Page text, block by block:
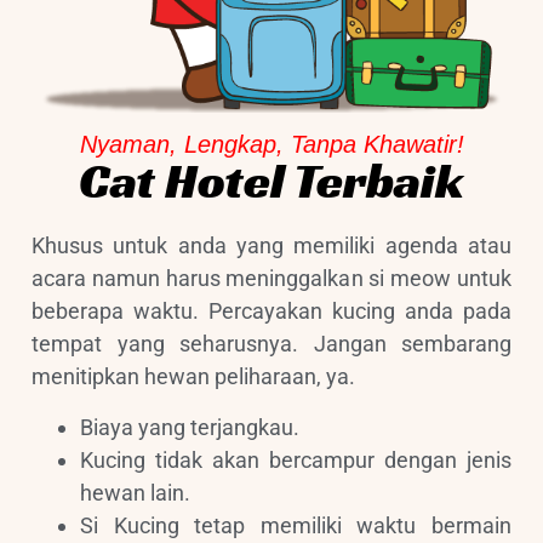
Nyaman, Lengkap, Tanpa Khawatir!
Cat Hotel Terbaik
Khusus untuk anda yang memiliki agenda atau
acara namun harus meninggalkan si meow untuk
beberapa waktu. Percayakan kucing anda pada
tempat yang seharusnya. Jangan sembarang
menitipkan hewan peliharaan, ya.
Biaya yang terjangkau.
Kucing tidak akan bercampur dengan jenis
hewan lain.
Si Kucing tetap memiliki waktu bermain